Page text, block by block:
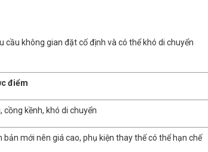
không gian đặt cố định và có thể khó di chuyển
điểm
cồng kềnh, khó di chuyển
bản mới nên giá cao, phụ kiện thay thế có thể hạn chế